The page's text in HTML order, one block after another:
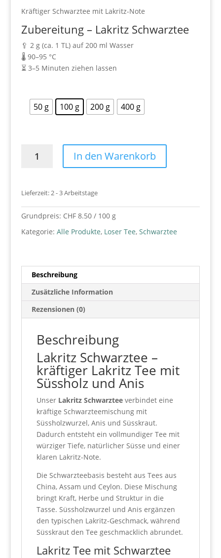
Kräftiger Schwarztee mit Lakritz-Note
Zubereitung – Lakritz Schwarztee
🥄 2 g (ca. 1 TL) auf 200 ml Wasser
🌡️ 90–95 °C
⏳ 3–5 Minuten ziehen lassen
50 g 100 g 200 g 400 g
Schwarztee
In den Warenkorb
Lieferzeit:2 - 3 Arbeitstage
Grundpreis: CHF8.50/ 100 g
Kategorie: Alle Produkte, Loser Tee, Schwarztee
Beschreibung
Zusätzliche Information
Rezensionen (0)
Beschreibung
Lakritz Schwarztee –
kräftiger Lakritz Tee mit
Süssholz und Anis
Unser Lakritz Schwarzteeverbindet eine
kräftige Schwarzteemischung mit
Süssholzwurzel, Anis und Süsskraut.
Dadurch entsteht ein vollmundiger Tee mit
würziger Tiefe, natürlicher Süsse und einer
klaren Lakritz-Note.
Die Schwarzteebasis besteht aus Tees aus
China, Assam und Ceylon. Diese Mischung
bringt Kraft, Herbe und Struktur in die
Tasse. Süssholzwurzel und Anis ergänzen
den typischen Lakritz-Geschmack, während
Süsskraut den Tee geschmacklich abrundet.
Lakritz Tee mit Schwarztee